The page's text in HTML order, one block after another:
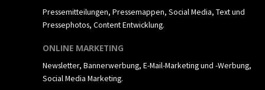
Pressemitteilungen, Pressemappen, Social Media, Text und
Pressephotos, Content Entwicklung.
ONLINE MARKETING
Newsletter, Bannerwerbung, E-Mail-Marketing und -Werbung,
Social Media Marketing.